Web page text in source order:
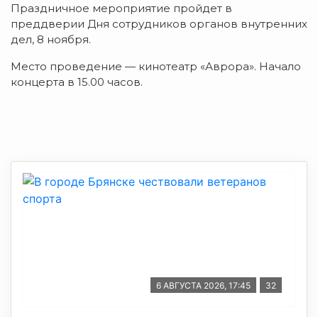
Праздничное мероприятие пройдет в
преддверии Дня сотрудников органов внутренних
дел, 8 ноября.
Место проведение — кинотеатр «Аврора». Начало
концерта в 15.00 часов.
6 АВГУСТА 2026, 17:45 32